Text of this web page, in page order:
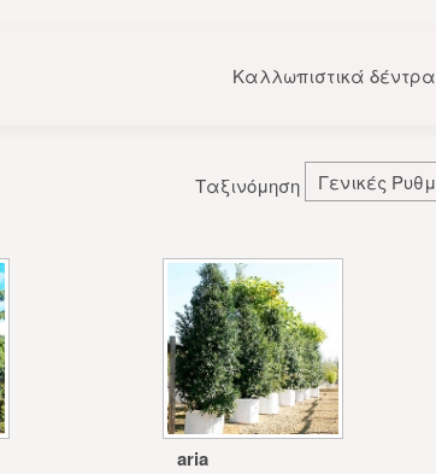
Καλλωπιστικά δέντρα
Ταξινόμηση
aria